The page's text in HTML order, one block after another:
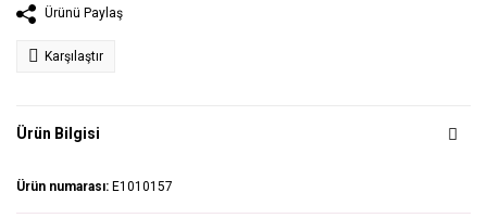
Ürünü Paylaş
Karşılaştır
Ürün Bilgisi
Ürün numarası: E1010157